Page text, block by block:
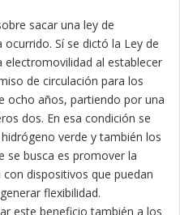
sacar una ley de
Sí se dictó la Ley de
al establecer
de circulación para los
ocho años, partiendo por una
dos. En esa condición se
verde y también los
se busca es promover la
dispositivos que puedan
flexibilidad.
este beneficio también a los